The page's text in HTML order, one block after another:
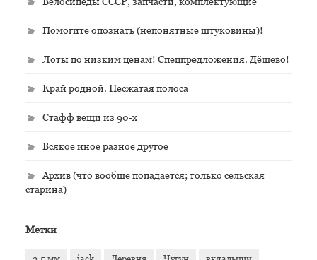
Помогите опознать (непонятные штуковины)!
Лоты по низким ценам! Спецпредложения. Дёшево!
Край родной. Несжатая полоса
Стафф вещи из 90-х
Всякое иное разное другое
Архив (что вообще попадается; только сельская
старина)
Метки